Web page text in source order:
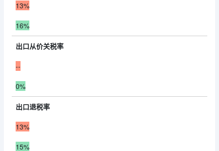
13%
16%
出口从价关税率
--
0%
出口退税率
13%
15%